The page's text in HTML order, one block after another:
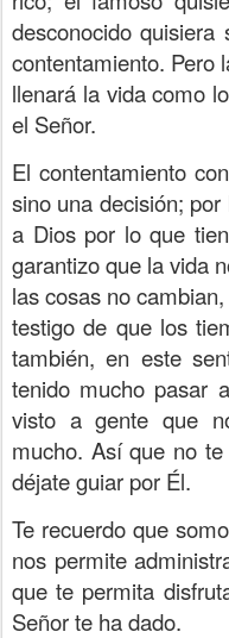
desconocido
contentamiento. Pero
llenará la vida como
el Señor.
El contentamiento
sino una decisión;
a Dios por lo que
garantizo que la vida
las cosas no
testigo de que los
también, en este
tenido mucho pasar
visto a gente que
mucho. Así que no
déjate guiar por Él.
Te recuerdo que
nos permite
que te permita
Señor te ha dado.